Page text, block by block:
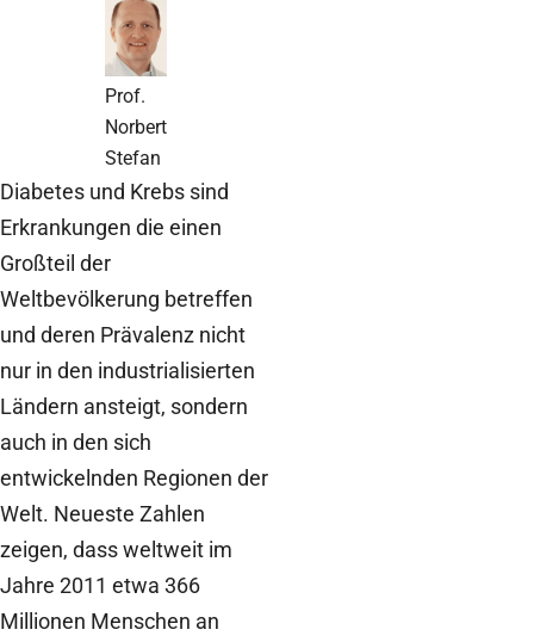
Prof.
Norbert
Stefan
Diabetes und Krebs sind
Erkrankungen die einen
Großteil der
Weltbevölkerung betreffen
und deren Prävalenz nicht
nur in den industrialisierten
Ländern ansteigt, sondern
auch in den sich
entwickelnden Regionen der
Welt. Neueste Zahlen
zeigen, dass weltweit im
Jahre 2011 etwa 366
Millionen Menschen an